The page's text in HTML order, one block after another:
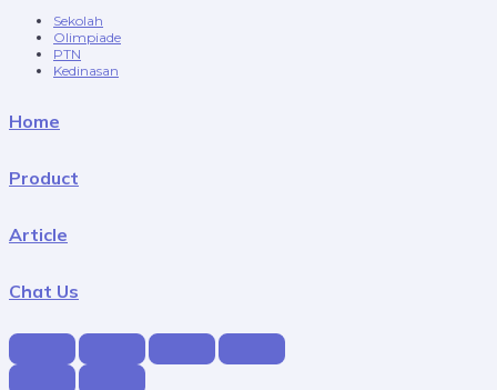
Sekolah
Olimpiade
PTN
Kedinasan
Home
Product
Article
Chat Us